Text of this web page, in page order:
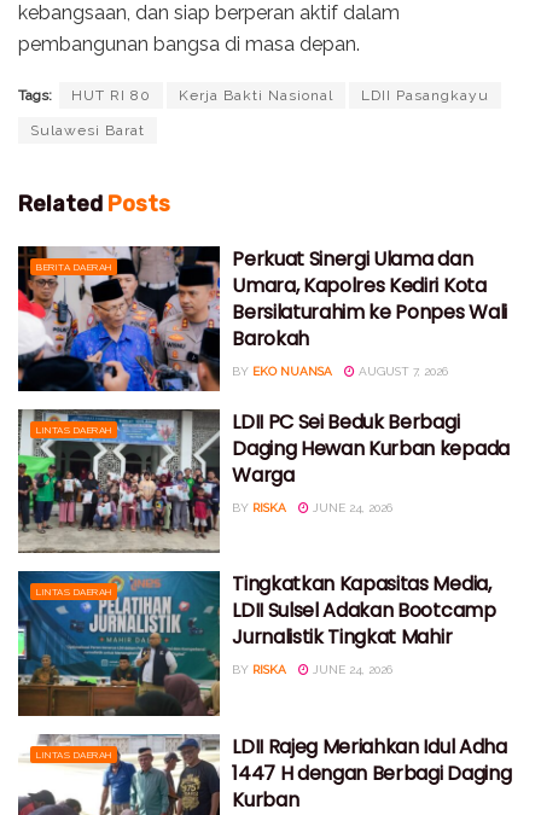
kebangsaan, dan siap berperan aktif dalam
pembangunan bangsa di masa depan.
Tags: HUT RI 80 Kerja Bakti Nasional LDII Pasangkayu
Sulawesi Barat
Related Posts
BERITA DAERAH
Perkuat Sinergi Ulama dan
Umara, Kapolres Kediri Kota
Bersilaturahim ke Ponpes Wali
Barokah
BY EKO NUANSA AUGUST 7, 2026
LINTAS DAERAH
LDII PC Sei Beduk Berbagi
Daging Hewan Kurban kepada
Warga
BY RISKA JUNE 24, 2026
LINTAS DAERAH
Tingkatkan Kapasitas Media,
LDII Sulsel Adakan Bootcamp
Jurnalistik Tingkat Mahir
BY RISKA JUNE 24, 2026
LINTAS DAERAH
LDII Rajeg Meriahkan Idul Adha
1447 H dengan Berbagi Daging
Kurban